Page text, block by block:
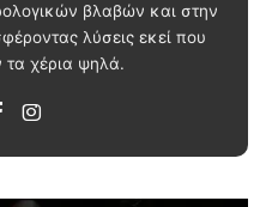
βλαβών και στην
λύσεις εκεί που
χέρια ψηλά.